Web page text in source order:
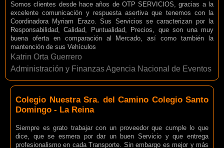
Somos clientes desde hace años de OTP SERVICIOS, gracias a la
excelente comunicación y respuesta asertiva que tenemos con la
Coordinadora Myriam Erazo. Sus Servicios se caracterizan por la
Responsabilidad, Calidad, Puntualidad, Precios, que son una muy
buena oferta en comparación al Mercado, así como también la
mantención de sus Vehículos
Katrin Orta Guerrero
Administración y Finanzas Agencia Nacional de Eventos
Colegio Nuestra Sra. del Camino Colegio Santo
Domingo - La Reina
Siempre es grato trabajar con un proveedor que cumple lo que
dice, que se esmera por dar un buen Servicio y que entrega
profesionalismo en cada Transporte. Sin embargo es mejor y más